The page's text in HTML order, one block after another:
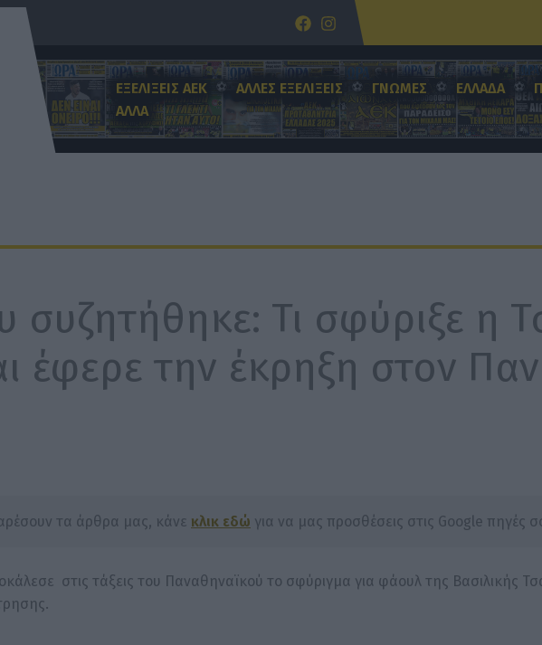
ΕΞΕΛΙΞΕΙΣ ΑΕΚ ΑΛΛΕΣ ΕΞΕΛΙΞΕΙΣ ΓΝΩΜΕΣ ΕΛΛΑΔΑ
ΑΛΛΑ
συζητήθηκε: Τι σφύριξε η
έφερε την έκρηξη στον
τα άρθρα μας, κάνε κλικ εδώ για να μας προσθέσεις στις Google πηγές
στις τάξεις του Παναθηναϊκού το σφύριγμα για φάουλ της Βασιλικής